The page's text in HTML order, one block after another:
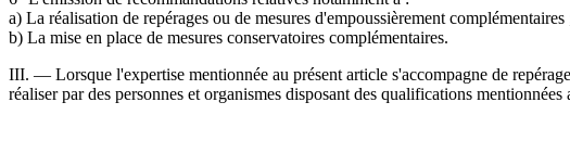
a) La réalisation de repérages ou de mesures d'empoussièrement complémentaires
b) La mise en place de mesures conservatoires complémentaires.
III. ― Lorsque l'expertise mentionnée au présent article s'accompagne de
réaliser par des personnes et organismes disposant des qualifications